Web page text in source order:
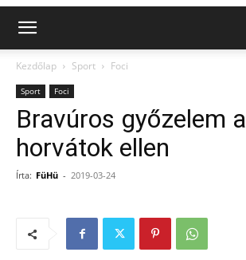
Kezdőlap Sport Foci
Sport Foci
Bravúros győzelem a
horvátok ellen
Írta: FüHü - 2019-03-24